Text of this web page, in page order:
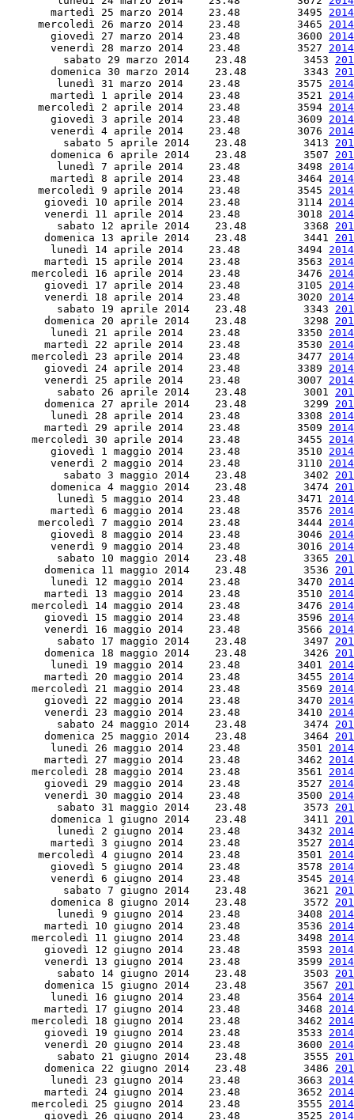
       martedì 25 marzo 2014    23.48         3495
     mercoledì 26 marzo 2014    23.48         3465
       giovedì 27 marzo 2014    23.48         3600
       venerdì 28 marzo 2014    23.48         3527
         sabato 29 marzo 2014    23.48         3453
       domenica 30 marzo 2014    23.48         3343
        lunedì 31 marzo 2014    23.48         3575
       martedì 1 aprile 2014    23.48         3521
     mercoledì 2 aprile 2014    23.48         3594
       giovedì 3 aprile 2014    23.48         3609
       venerdì 4 aprile 2014    23.48         3076
         sabato 5 aprile 2014    23.48         3413
       domenica 6 aprile 2014    23.48         3507
        lunedì 7 aprile 2014    23.48         3498
       martedì 8 aprile 2014    23.48         3464
     mercoledì 9 aprile 2014    23.48         3545
      giovedì 10 aprile 2014    23.48         3114
      venerdì 11 aprile 2014    23.48         3018
        sabato 12 aprile 2014    23.48         3368
      domenica 13 aprile 2014    23.48         3441
       lunedì 14 aprile 2014    23.48         3494
      martedì 15 aprile 2014    23.48         3563
    mercoledì 16 aprile 2014    23.48         3476
      giovedì 17 aprile 2014    23.48         3105
      venerdì 18 aprile 2014    23.48         3020
        sabato 19 aprile 2014    23.48         3343
      domenica 20 aprile 2014    23.48         3298
       lunedì 21 aprile 2014    23.48         3350
      martedì 22 aprile 2014    23.48         3530
    mercoledì 23 aprile 2014    23.48         3477
      giovedì 24 aprile 2014    23.48         3389
      venerdì 25 aprile 2014    23.48         3007
        sabato 26 aprile 2014    23.48         3001
      domenica 27 aprile 2014    23.48         3299
       lunedì 28 aprile 2014    23.48         3308
      martedì 29 aprile 2014    23.48         3509
    mercoledì 30 aprile 2014    23.48         3455
       giovedì 1 maggio 2014    23.48         3510
       venerdì 2 maggio 2014    23.48         3110
         sabato 3 maggio 2014    23.48         3402
       domenica 4 maggio 2014    23.48         3474
        lunedì 5 maggio 2014    23.48         3471
       martedì 6 maggio 2014    23.48         3576
     mercoledì 7 maggio 2014    23.48         3444
       giovedì 8 maggio 2014    23.48         3046
       venerdì 9 maggio 2014    23.48         3016
        sabato 10 maggio 2014    23.48         3365
      domenica 11 maggio 2014    23.48         3536
       lunedì 12 maggio 2014    23.48         3470
      martedì 13 maggio 2014    23.48         3510
    mercoledì 14 maggio 2014    23.48         3476
      giovedì 15 maggio 2014    23.48         3596
      venerdì 16 maggio 2014    23.48         3566
        sabato 17 maggio 2014    23.48         3497
      domenica 18 maggio 2014    23.48         3426
       lunedì 19 maggio 2014    23.48         3401
      martedì 20 maggio 2014    23.48         3455
    mercoledì 21 maggio 2014    23.48         3569
      giovedì 22 maggio 2014    23.48         3470
      venerdì 23 maggio 2014    23.48         3410
        sabato 24 maggio 2014    23.48         3474
      domenica 25 maggio 2014    23.48         3464
       lunedì 26 maggio 2014    23.48         3501
      martedì 27 maggio 2014    23.48         3462
    mercoledì 28 maggio 2014    23.48         3561
      giovedì 29 maggio 2014    23.48         3527
      venerdì 30 maggio 2014    23.48         3500
        sabato 31 maggio 2014    23.48         3573
       domenica 1 giugno 2014    23.48         3411
        lunedì 2 giugno 2014    23.48         3432
       martedì 3 giugno 2014    23.48         3527
     mercoledì 4 giugno 2014    23.48         3501
       giovedì 5 giugno 2014    23.48         3578
       venerdì 6 giugno 2014    23.48         3545
         sabato 7 giugno 2014    23.48         3621
       domenica 8 giugno 2014    23.48         3572
        lunedì 9 giugno 2014    23.48         3408
      martedì 10 giugno 2014    23.48         3536
    mercoledì 11 giugno 2014    23.48         3498
      giovedì 12 giugno 2014    23.48         3593
      venerdì 13 giugno 2014    23.48         3599
        sabato 14 giugno 2014    23.48         3503
      domenica 15 giugno 2014    23.48         3567
       lunedì 16 giugno 2014    23.48         3564
      martedì 17 giugno 2014    23.48         3468
    mercoledì 18 giugno 2014    23.48         3462
      giovedì 19 giugno 2014    23.48         3533
      venerdì 20 giugno 2014    23.48         3600
        sabato 21 giugno 2014    23.48         3555
      domenica 22 giugno 2014    23.48         3486
       lunedì 23 giugno 2014    23.48         3663
      martedì 24 giugno 2014    23.48         3652
    mercoledì 25 giugno 2014    23.48         3555
      giovedì 26 giugno 2014    23.48         3525